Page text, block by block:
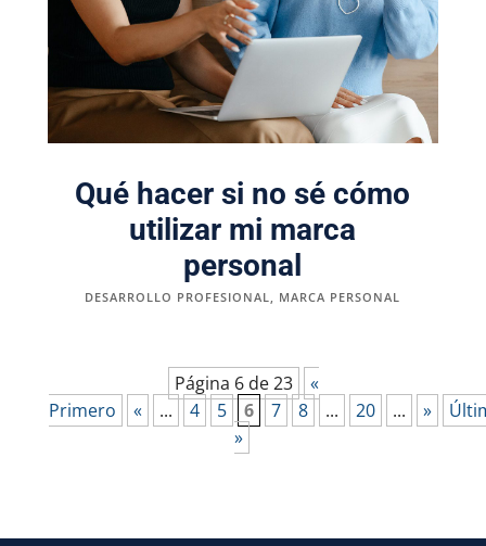
Qué hacer si no sé cómo
utilizar mi marca
personal
DESARROLLO PROFESIONAL, MARCA PERSONAL
Página 6 de 23
«
Primero
« ... 4 5 6 7 8 ... 20 ... »
»